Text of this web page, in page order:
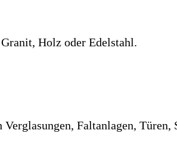
Holz oder Edelstahl.
Faltanlagen, Türen,